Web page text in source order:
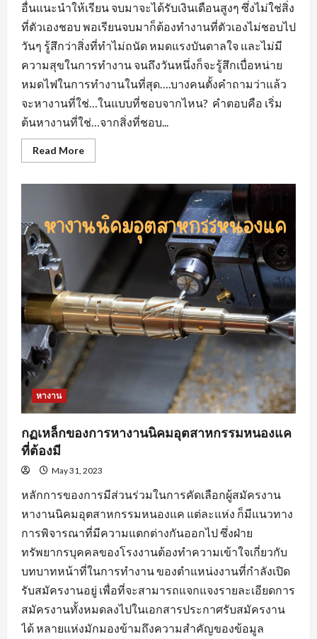
อื่นแนะนำให้เรียน จบมาจะได้รับเงินเดือนสูงๆ ซึ่งไม่ใช่สิ่ง
ที่ตัวเองชอบ พอเรียนจบมาก็ต้องทำงานที่ตัวเองไม่ชอบไป
วันๆ รู้สึกว่าสิ่งที่ทำไม่ถนัด หมดแรงบันดาลใจ และไม่มี
ความสุขในการทำงาน จนถึงวันหนึ่งก็จะรู้สึกเบื่อหน่าย
หมดไฟในการทำงานในที่สุด….บางคนตั้งคำถามว่าแล้ว
จะหางานที่ใช่…ในแบบที่ชอบจากไหน? คำตอบคือ เริ่ม
ต้นหางานที่ใช่…จากสิ่งที่ชอบ...
Read MoreRead
more
ใน
แบบ
งาน
สวน
อุตสาหกรรม
โรจ
นะ
อยุธยา
หางาน
กฏเหล็กของการหางานนิคมอุตสาหกรรมหนองแค
ที่ต้องมี
May 31, 2023
หลักการของการมีส่วนร่วมในการคัดเลือกผู้สมัครงาน
หางานนิคมอุตสาหกรรมหนองแค แต่ละแห่ง ก็มีแนวทาง
การพิจารณาที่มีความแตกต่างกันออกไป ซึ่งฝ่าย
ทรัพยากรบุคคลของโรงงานต้องทำความเข้าใจเกี่ยวกับ
บทบาทหน้าที่ในการทำงาน ของตำแหน่งงานที่กำลังเปิด
รับสมัครงานอยู่ เพื่อที่จะสามารถแจกแจงรายละเอียดการ
สมัครงานทั้งหมดลงไปในเอกสารประกาศรับสมัครงาน
ได้ หลายแห่งมักมองข้ามถึงความสำคัญของข้อมูล